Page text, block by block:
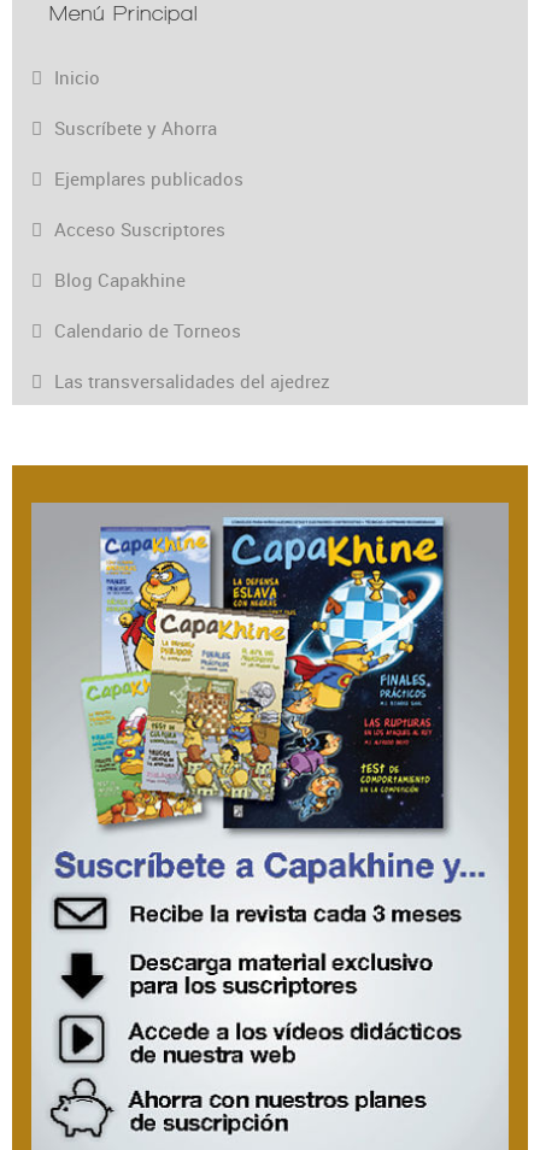
Menú Principal
Inicio
Suscríbete y Ahorra
Ejemplares publicados
Acceso Suscriptores
Blog Capakhine
Calendario de Torneos
Las transversalidades del ajedrez